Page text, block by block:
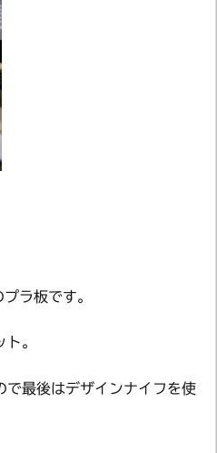
ラ板です。
。
で最後はデザインナイフを使